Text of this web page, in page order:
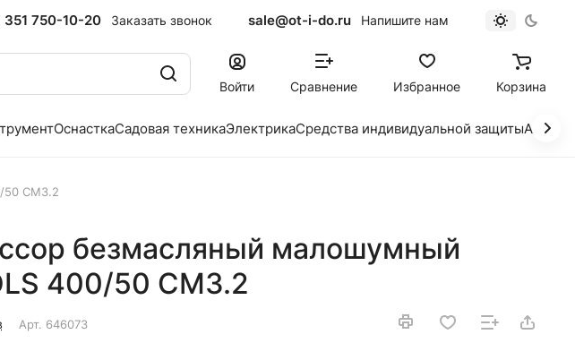
351 750-10-20 Заказать звонок sale@ot-i-do.ru Напишите нам
Войти Сравнение Избранное Корзина
ОснасткаСадовая техникаЭлектрикаСредства индивидуальной защиты
CM3.2
безмасляный малошумный
400/50 CM3.2
Арт. 646073